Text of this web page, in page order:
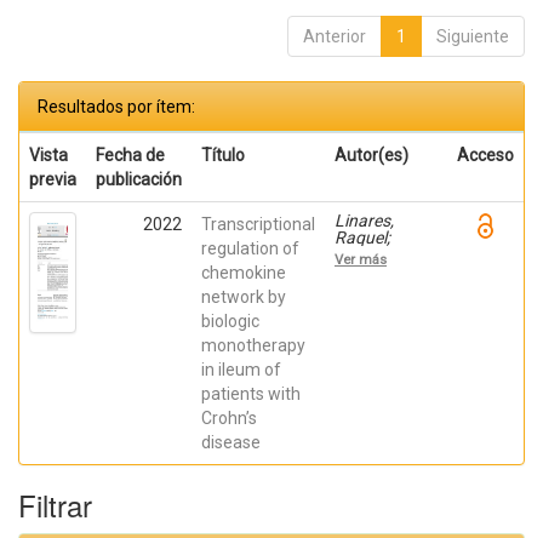
Anterior 1 Siguiente
Resultados por ítem:
Vista
previa
Fecha de
publicación
Título Autor(es) Acceso
2022
Transcriptional
regulation of
chemokine
network by
biologic
monotherapy
in ileum of
patients with
Crohn’s
disease
Linares,
Raquel;
Gutiérrez,
Ana;
Ver más
Filtrar